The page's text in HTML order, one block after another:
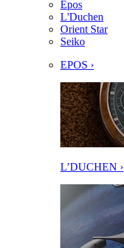
Epos
L'Duchen
Orient Star
Seiko
EPOS ›
L’DUCHEN ›